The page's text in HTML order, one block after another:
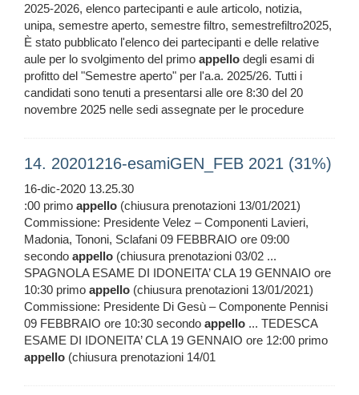
2025-2026, elenco partecipanti e aule articolo, notizia,
unipa, semestre aperto, semestre filtro, semestrefiltro2025,
È stato pubblicato l'elenco dei partecipanti e delle relative
aule per lo svolgimento del primo appello degli esami di
profitto del "Semestre aperto" per l'a.a. 2025/26. Tutti i
candidati sono tenuti a presentarsi alle ore 8:30 del 20
novembre 2025 nelle sedi assegnate per le procedure
14. 20201216-esamiGEN_FEB 2021 (31%)
16-dic-2020 13.25.30
:00 primo appello (chiusura prenotazioni 13/01/2021)
Commissione: Presidente Velez – Componenti Lavieri,
Madonia, Tononi, Sclafani 09 FEBBRAIO ore 09:00
secondo appello (chiusura prenotazioni 03/02 ...
SPAGNOLA ESAME DI IDONEITA’ CLA 19 GENNAIO ore
10:30 primo appello (chiusura prenotazioni 13/01/2021)
Commissione: Presidente Di Gesù – Componente Pennisi
09 FEBBRAIO ore 10:30 secondo appello ... TEDESCA
ESAME DI IDONEITA’ CLA 19 GENNAIO ore 12:00 primo
appello (chiusura prenotazioni 14/01